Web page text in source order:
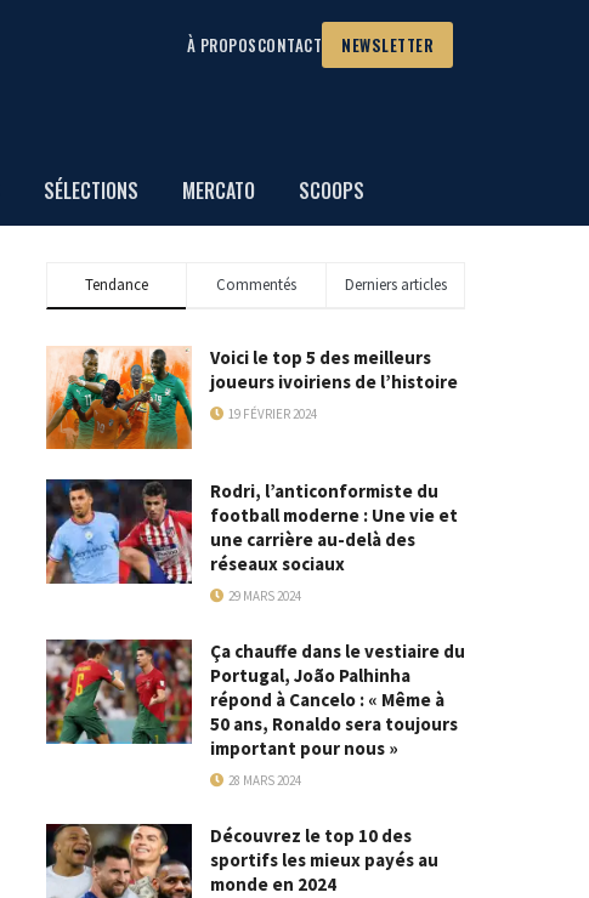
À PROPOSCONTACT NEWSLETTER
SÉLECTIONS MERCATO SCOOPS
Tendance Commentés Derniers articles
Voici le top 5 des meilleurs
joueurs ivoiriens de l’histoire
19 FÉVRIER 2024
Rodri, l’anticonformiste du
football moderne : Une vie et
une carrière au-delà des
réseaux sociaux
29 MARS 2024
Ça chauffe dans le vestiaire du
Portugal, João Palhinha
répond à Cancelo : « Même à
50 ans, Ronaldo sera toujours
important pour nous »
28 MARS 2024
Découvrez le top 10 des
sportifs les mieux payés au
monde en 2024